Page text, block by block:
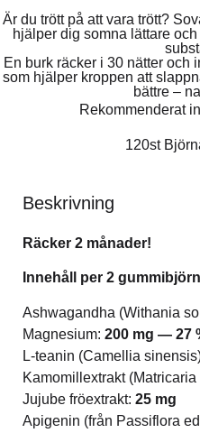
Är du trött på att vara trött?
hjälper dig somna lättare
En burk räcker i 30 nätter och
som hjälper kroppen att
bättre –
Rekommenderat
120st
Beskrivning
Räcker 2 månader!
Innehåll per 2
Ashwagandha (Withania
Magnesium: 200 mg — 27
L-teanin (Camellia
Kamomillextrakt
Jujube fröextrakt: 25 mg
Apigenin (från Passiflora